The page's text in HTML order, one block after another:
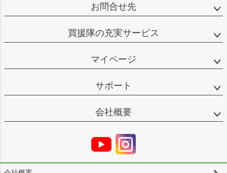
お問合せ先
買援隊の充実サービス
マイページ
サポート
会社概要